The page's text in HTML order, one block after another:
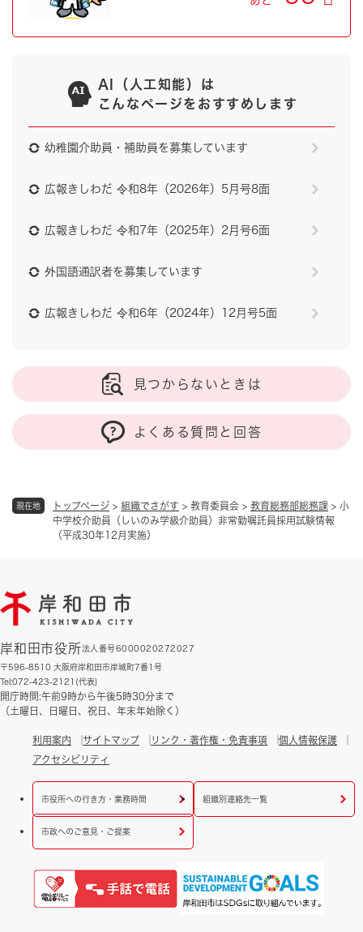
現在地 トップページ > 組織でさがす > 教育委員会 > 教育総務部総務課 > 小
中学校介助員（しいのみ学級介助員）非常勤嘱託員採用試験情報
（平成30年12月実施）
AI（人工知能）は
こんなページをおすすめします
幼稚園介助員・補助員を募集しています
広報きしわだ 令和8年（2026年）5月号8面
広報きしわだ 令和7年（2025年）2月号6面
外国語通訳者を募集しています
広報きしわだ 令和6年（2024年）12月号5面
見つからないときは
よくある質問と回答
岸和田市役所法人番号6000020272027
〒596-8510 大阪府岸和田市岸城町7番1号
Tel:072-423-2121(代表)
開庁時間:午前9時から午後5時30分まで
（土曜日、日曜日、祝日、年末年始除く）
利用案内 サイトマップ リンク・著作権・免責事項
個人情報保護
アクセシビリティ
市役所への行き方・業務時間 組織別連絡先一覧
市政へのご意見・ご提案